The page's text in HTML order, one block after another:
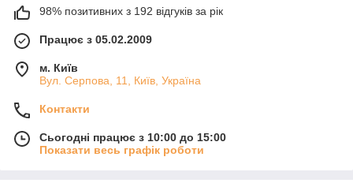
98% позитивних з 192 відгуків за рік
Працює з 05.02.2009
м. Київ
Вул. Серпова, 11, Київ, Україна
Контакти
Сьогодні працює з 10:00 до 15:00
Показати весь графік роботи